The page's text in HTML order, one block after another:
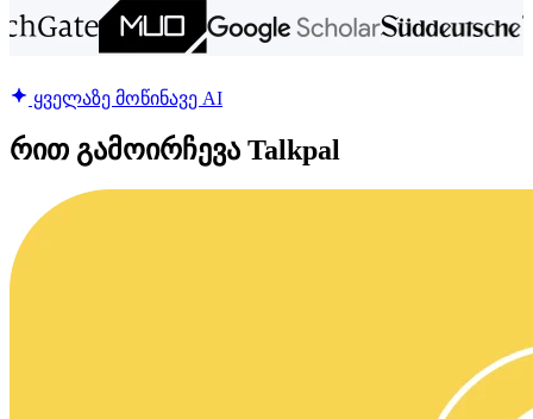
ყველაზე მოწინავე AI
რით გამოირჩევა Talkpal